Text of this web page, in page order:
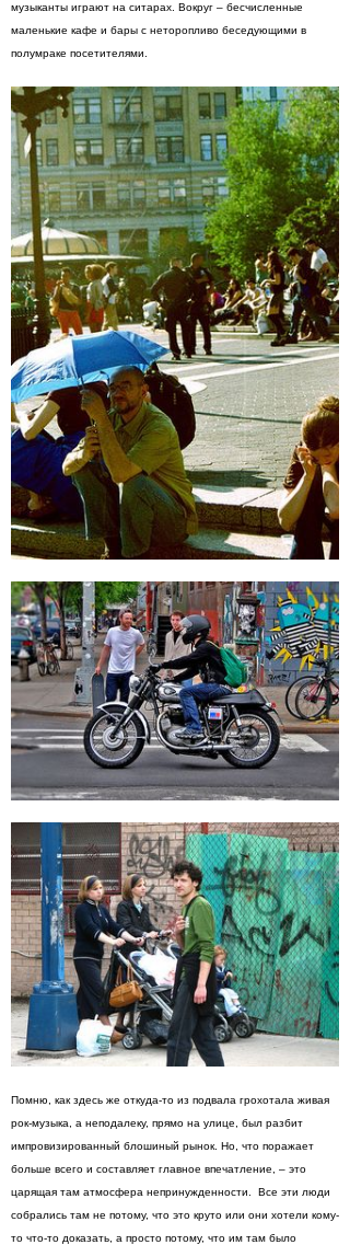
музыканты играют на ситарах. Вокруг – бесчисленные
маленькие кафе и бары с неторопливо беседующими в
полумраке посетителями.
Помню, как здесь же откуда-то из подвала грохотала живая
рок-музыка, а неподалеку, прямо на улице, был разбит
импровизированный блошиный рынок. Но, что поражает
больше всего и составляет главное впечатление, – это
царящая там атмосфера непринужденности. Все эти люди
собрались там не потому, что это круто или они хотели кому-
то что-то доказать, а просто потому, что им там было